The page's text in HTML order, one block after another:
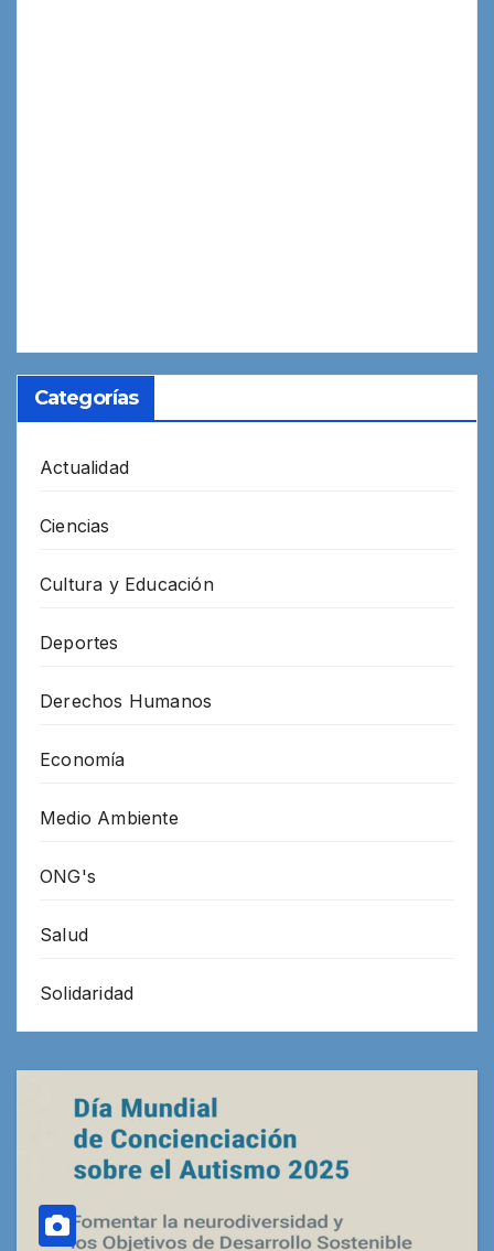
Categorías
Actualidad
Ciencias
Cultura y Educación
Deportes
Derechos Humanos
Economía
Medio Ambiente
ONG's
Salud
Solidaridad